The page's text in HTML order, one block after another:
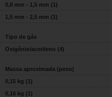
0,8 mm - 1,5 mm (1)
1,5 mm - 2,5 mm (1)
Tipo de gás
Oxigênio/acetileno (4)
Massa aproximada (peso)
0,15 kg (1)
0,16 kg (1)